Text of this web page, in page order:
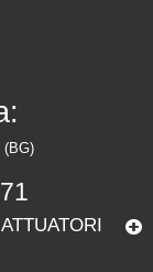
(BG)